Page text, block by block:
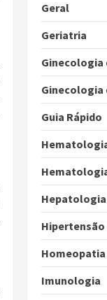
Geral
Geriatria
Ginecologia
Ginecologia
Guia Rápido
Hepatologia
Hipertensão
Homeopatia
Imunologia